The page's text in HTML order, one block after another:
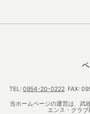
TEL: 0954-20-0222 FAX:
当ホームページの運営は、武
エンス・クラブ